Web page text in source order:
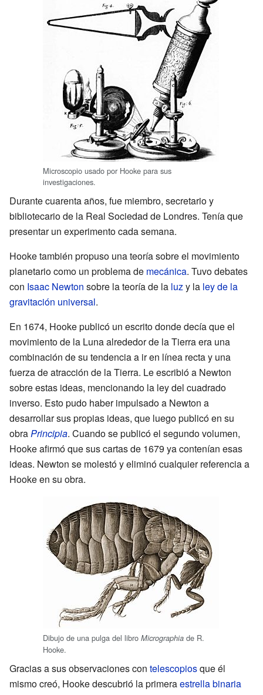
Microscopio usado por Hooke para sus
investigaciones.
Durante cuarenta años, fue miembro, secretario y
bibliotecario de la Real Sociedad de Londres. Tenía que
presentar un experimento cada semana.
Hooke también propuso una teoría sobre el movimiento
planetario como un problema de mecánica. Tuvo debates
con Isaac Newton sobre la teoría de la luz y la ley de la
gravitación universal.
En 1674, Hooke publicó un escrito donde decía que el
movimiento de la Luna alrededor de la Tierra era una
combinación de su tendencia a ir en línea recta y una
fuerza de atracción de la Tierra. Le escribió a Newton
sobre estas ideas, mencionando la ley del cuadrado
inverso. Esto pudo haber impulsado a Newton a
desarrollar sus propias ideas, que luego publicó en su
obra Principia. Cuando se publicó el segundo volumen,
Hooke afirmó que sus cartas de 1679 ya contenían esas
ideas. Newton se molestó y eliminó cualquier referencia a
Hooke en su obra.
Dibujo de una pulga del libro Micrographia de R.
Hooke.
Gracias a sus observaciones con telescopiosque él
mismo creó, Hooke descubrió la primeraestrella binaria